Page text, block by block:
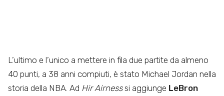
L’ultimo e l’unico a mettere in fila due partite da almeno
40 punti, a 38 anni compiuti, è stato Michael Jordan nella
storia della NBA. Ad Hir Airnesssi aggiunge LeBron